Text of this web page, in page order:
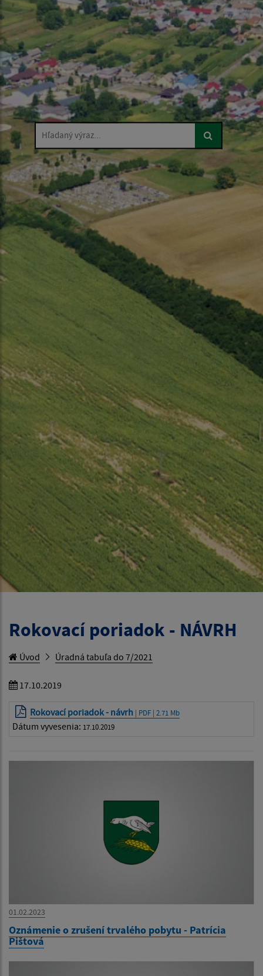
Hľadaný výraz...
Rokovací poriadok - NÁVRH
Úvod Úradná tabuľa do 7/2021
17.10.2019
Rokovací poriadok - návrh | PDF | 2.71 Mb
Dátum vyvesenia: 17.10.2019
01.02.2023
Oznámenie o zrušení trvalého pobytu - Patrícia
Pištová